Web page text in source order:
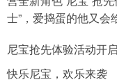
4399手机游戏网
士”，爱捣蛋的他又会
尼宝抢先体验活动开启
快乐尼宝，欢乐来袭